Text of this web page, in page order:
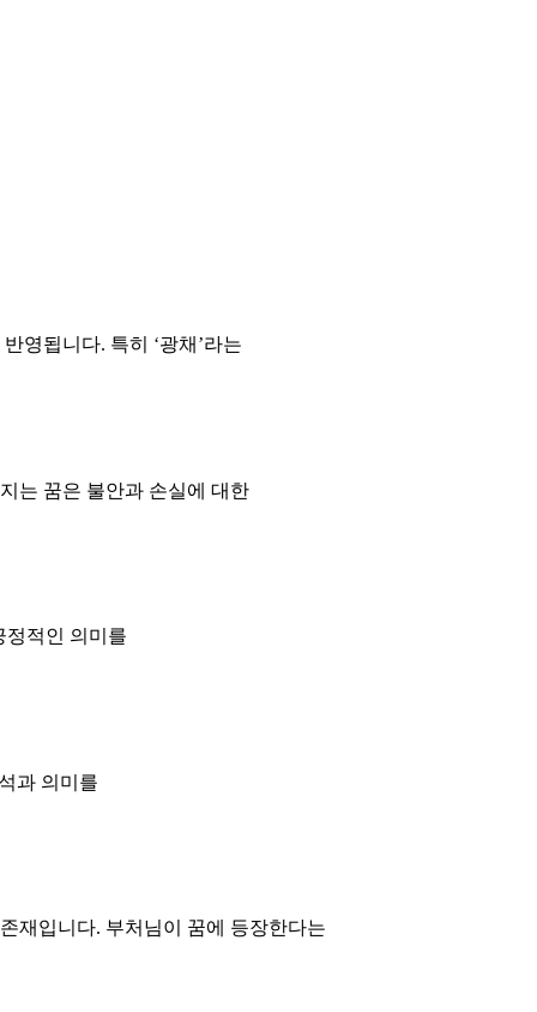
영됩니다. 특히 ‘광채’라는
는 꿈은 불안과 손실에 대한
정적인 의미를
과 의미를
재입니다. 부처님이 꿈에 등장한다는